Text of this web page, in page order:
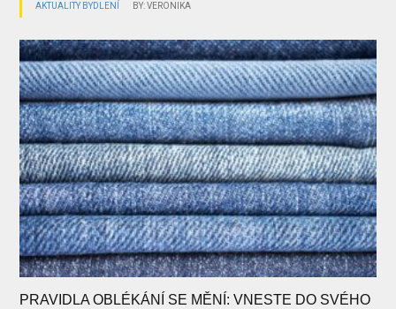
AKTUALITY BYDLENÍ BY: VERONIKA
PRAVIDLA OBLÉKÁNÍ SE MĚNÍ: VNESTE DO SVÉHO